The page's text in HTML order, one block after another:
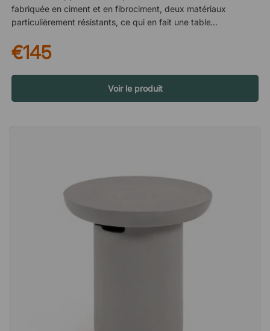
fabriquée en ciment et en fibrociment, deux matériaux
particulièrement résistants, ce qui en fait une table
salon de jardin comme surface d’appoint, ou dans un coin de
la terrasse pour décorer l’espace avec une lampe portable ou
un pot de fleurs. Facile à déplacer – toujours là où vous en
avez besoin La poignée intégrée permet de déplacer
facilement la table. Emmenez-la au soleil, déplacez-la lorsque
et assure une bonne stabilité sans laisser de traces. T.M est
une table d'appoint idéale pour le balcon ou la terrasse, grâce
à son matériau durable. Avec son look minimaliste et moderne,
elle s'intègre à n'importe quel environnement. Poignée
intégrée. Utilisez-le comme repose-pieds ou comme table
€145
Voir le produit